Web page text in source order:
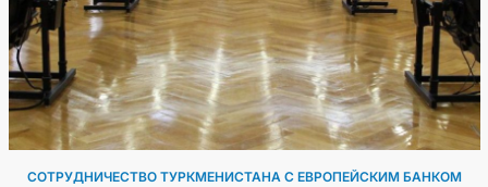
СОТРУДНИЧЕСТВО ТУРКМЕНИСТАНА С ЕВРОПЕЙСКИМ БАНКОМ